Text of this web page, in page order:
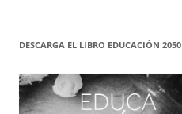
DESCARGA EL LIBRO EDUCACIÓN 2050